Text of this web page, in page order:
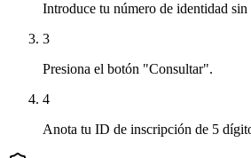
Introduce tu número de identidad sin
3
Presiona el botón "Consultar".
4
Anota tu ID de inscripción de 5